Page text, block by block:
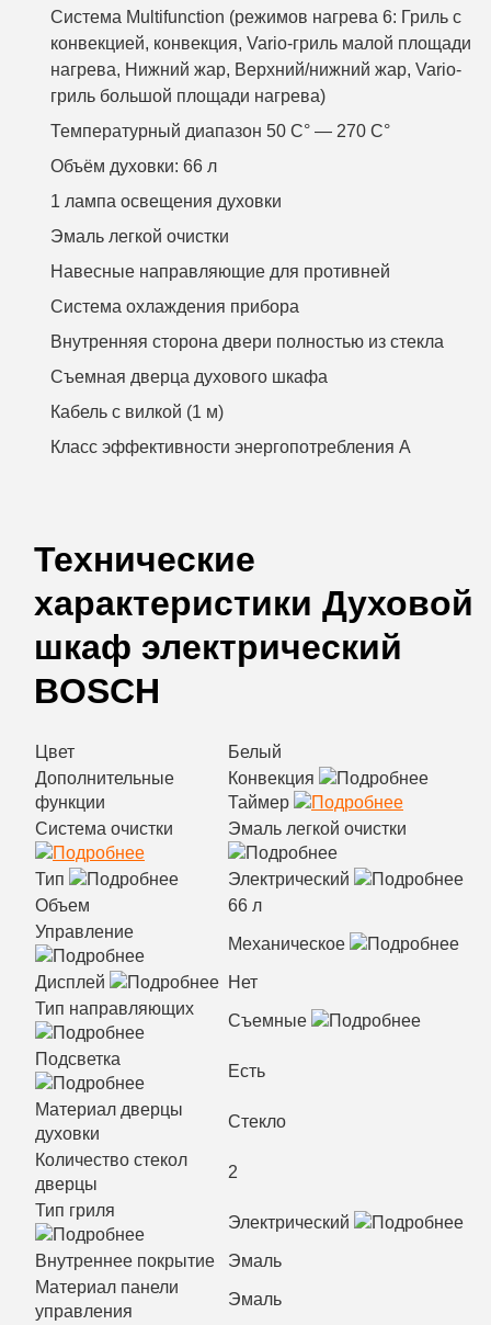
Система Multifunction (режимов нагрева 6: Гриль с
конвекцией, конвекция, Vario-гриль малой площади
нагрева, Нижний жар, Верхний/нижний жар, Vario-
гриль большой площади нагрева)
Температурный диапазон 50 C° — 270 C°
Объём духовки: 66 л
1 лампа освещения духовки
Эмаль легкой очистки
Навесные направляющие для противней
Система охлаждения прибора
Внутренняя сторона двери полностью из стекла
Съемная дверца духового шкафа
Кабель с вилкой (1 м)
Класс эффективности энергопотребления A
Технические
характеристики Духовой
шкаф электрический
BOSCH
Цвет
Белый
Дополнительные
функции
Конвекция
Таймер
Система очистки
Эмаль легкой очистки
Тип
Электрический
Объем
66 л
Управление
Механическое
Дисплей
Нет
Тип направляющих
Съемные
Подсветка
Есть
Материал дверцы
духовки
Стекло
Количество стекол
дверцы
2
Тип гриля
Электрический
Внутреннее покрытие
Эмаль
Материал панели
управления
Эмаль